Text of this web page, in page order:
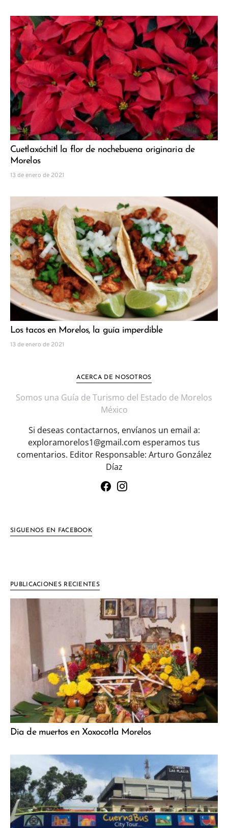
Cuetlaxóchitl la flor de nochebuena originaria de
Morelos
13 de enero de 2021
Los tacos en Morelos, la guía imperdible
13 de enero de 2021
ACERCA DE NOSOTROS
Somos una Guía de Turismo del Estado de Morelos
México
Si deseas contactarnos, envíanos un email a:
exploramorelos1@gmail.com esperamos tus
comentarios. Editor Responsable: Arturo González
Díaz
SIGUENOS EN FACEBOOK
PUBLICACIONES RECIENTES
Dia de muertos en Xoxocotla Morelos